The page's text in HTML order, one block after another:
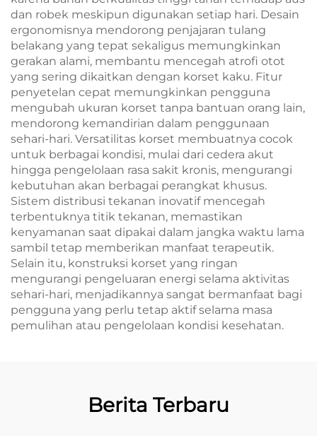
dan robek meskipun digunakan setiap hari. Desain
ergonomisnya mendorong penjajaran tulang
belakang yang tepat sekaligus memungkinkan
gerakan alami, membantu mencegah atrofi otot
yang sering dikaitkan dengan korset kaku. Fitur
penyetelan cepat memungkinkan pengguna
mengubah ukuran korset tanpa bantuan orang lain,
mendorong kemandirian dalam penggunaan
sehari-hari. Versatilitas korset membuatnya cocok
untuk berbagai kondisi, mulai dari cedera akut
hingga pengelolaan rasa sakit kronis, mengurangi
kebutuhan akan berbagai perangkat khusus.
Sistem distribusi tekanan inovatif mencegah
terbentuknya titik tekanan, memastikan
kenyamanan saat dipakai dalam jangka waktu lama
sambil tetap memberikan manfaat terapeutik.
Selain itu, konstruksi korset yang ringan
mengurangi pengeluaran energi selama aktivitas
sehari-hari, menjadikannya sangat bermanfaat bagi
pengguna yang perlu tetap aktif selama masa
pemulihan atau pengelolaan kondisi kesehatan.
Berita Terbaru